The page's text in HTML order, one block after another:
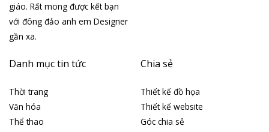
giáo. Rất mong được kết bạn
với đông đảo anh em Designer
gần xa.
Danh mục tin tức
Thời trang
Văn hóa
Thể thao
Chia sẻ
Thiết kế đồ họa
Thiết kế website
Góc chia sẻ